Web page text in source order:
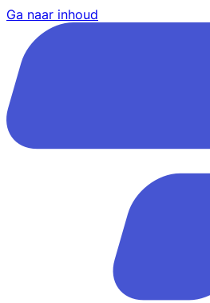
Ga naar inhoud